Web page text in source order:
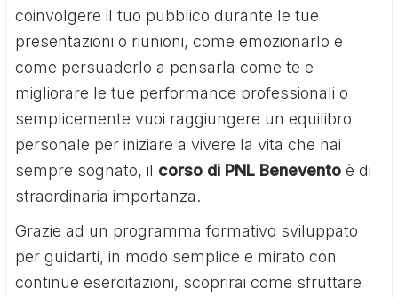
coinvolgere il tuo pubblico durante le tue
presentazioni o riunioni, come emozionarlo e
come persuaderlo a pensarla come te e
migliorare le tue performance professionali o
semplicemente vuoi raggiungere un equilibro
personale per iniziare a vivere la vita che hai
sempre sognato, il corso di PNL Benevento è di
straordinaria importanza.
Grazie ad un programma formativo sviluppato
per guidarti, in modo semplice e mirato con
continue esercitazioni, scoprirai come sfruttare